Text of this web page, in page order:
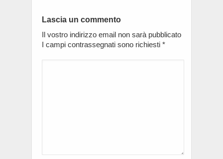
Lascia un commento
Il vostro indirizzo email non sarà pubblicato
I campi contrassegnati sono richiesti *